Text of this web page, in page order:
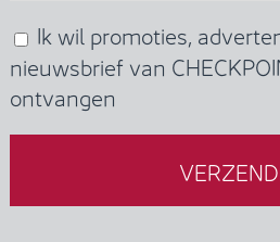
unequivocal
consent
to
CHECKPOINT
(verplicht)
Ik wil promoties,
nieuwsbrief van
ontvangen